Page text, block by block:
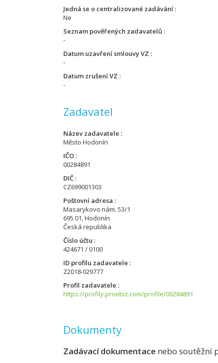
Jedná se o centralizované zadávání
Ne
Seznam pověřených zadavatelů
-
Datum uzavření smlouvy VZ
-
Datum zrušení VZ
-
Zadavatel
Název zadavatele
Město Hodonín
IČO
00284891
DIČ
CZ699001303
Poštovní adresa
Masarykovo nám. 53/1
695 01, Hodonín
Česká republika
Číslo účtu
424671 / 0100
ID profilu zadavatele
Z2018-029777
Profil zadavatele
https://profily.proebiz.com/profile/00284891
Dokumenty
Zadávací dokumentace nebo soutěžní